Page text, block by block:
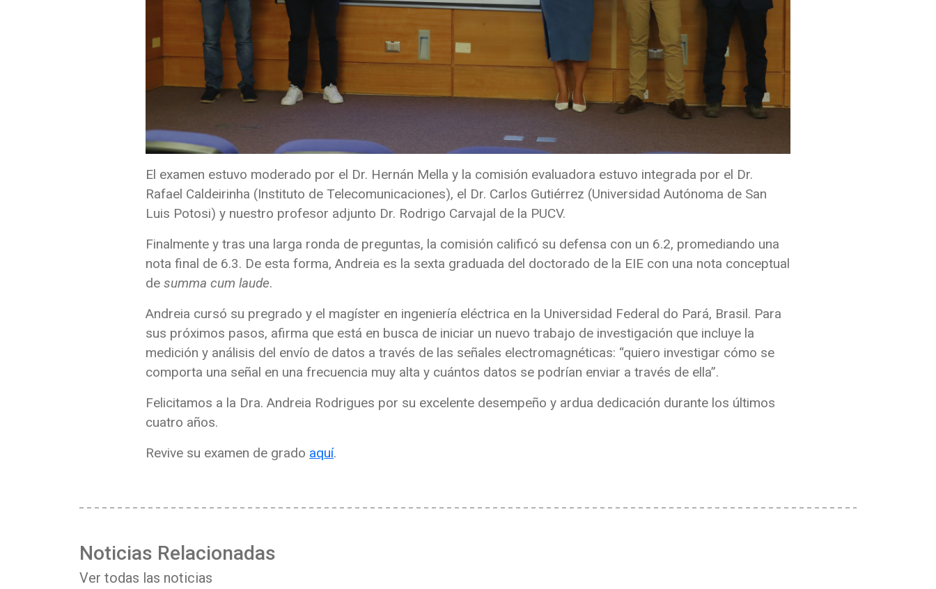
El examen estuvo moderado por el Dr. Hernán Mella y la comisión evaluadora estuvo integrada por el Dr.
Rafael Caldeirinha (Instituto de Telecomunicaciones), el Dr. Carlos Gutiérrez (Universidad Autónoma de San
Luis Potosi) y nuestro profesor adjunto Dr. Rodrigo Carvajal de la PUCV.
Finalmente y tras una larga ronda de preguntas, la comisión calificó su defensa con un 6.2, promediando una
nota final de 6.3. De esta forma, Andreia es la sexta graduada del doctorado de la EIE con una nota conceptual
de summa cum laude.
Andreia cursó su pregrado y el magíster en ingeniería eléctrica en la Universidad Federal do Pará, Brasil. Para
sus próximos pasos, afirma que está en busca de iniciar un nuevo trabajo de investigación que incluye la
medición y análisis del envío de datos a través de las señales electromagnéticas: “quiero investigar cómo se
comporta una señal en una frecuencia muy alta y cuántos datos se podrían enviar a través de ella”.
Felicitamos a la Dra. Andreia Rodrigues por su excelente desempeño y ardua dedicación durante los últimos
cuatro años.
Revive su examen de grado aquí.
Noticias Relacionadas
Ver todas las noticias